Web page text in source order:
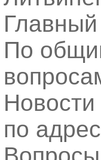
По
по